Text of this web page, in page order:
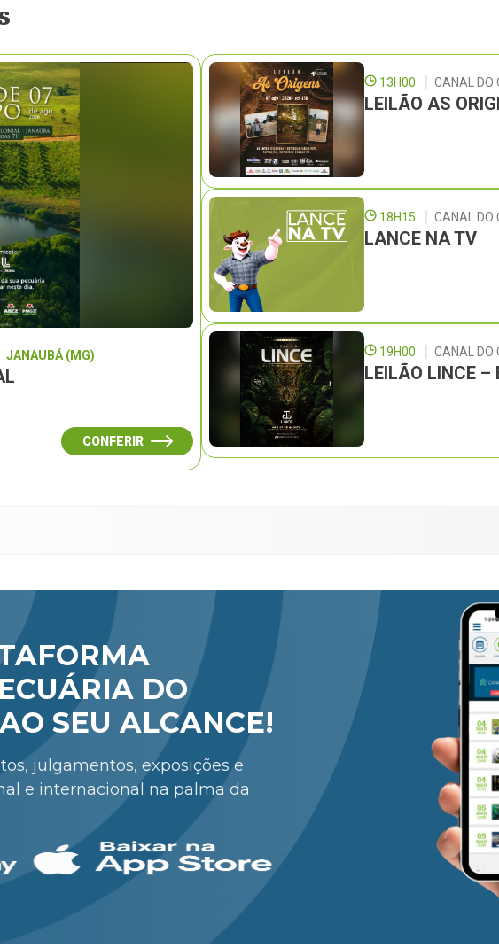
JANAUBÁ (MG)
CONFERIR
13H00 CANAL DO
LEILÃO AS
18H15 CANAL DO
LANCE NA TV
19H00 CANAL DO
LEILÃO LINCE –
DO
SEU ALCANCE!
julgamentos, exposições e
e internacional na palma da